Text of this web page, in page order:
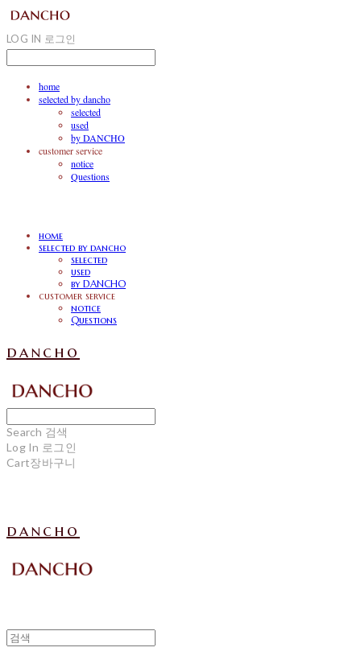
LOG IN 로그인
home
selected by dancho
selected
used
by DANCHO
customer service
notice
Questions
home
selected by dancho
selected
used
by DANCHO
customer service
notice
Questions
dancho
Search 검색
Log In 로그인
Cart장바구니
dancho